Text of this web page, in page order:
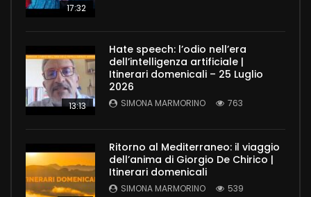
17:32
13:13
Hate speech: l’odio nell’era
dell’intelligenza artificiale |
Itinerari domenicali – 25 Luglio
2026
SIMONA MARMORINO 763
Ritorno al Mediterraneo: il viaggio
dell’anima di Giorgio De Chirico |
Itinerari domenicali
SIMONA MARMORINO 539